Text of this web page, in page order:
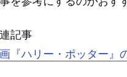
記事
『ハリー・ポッター』